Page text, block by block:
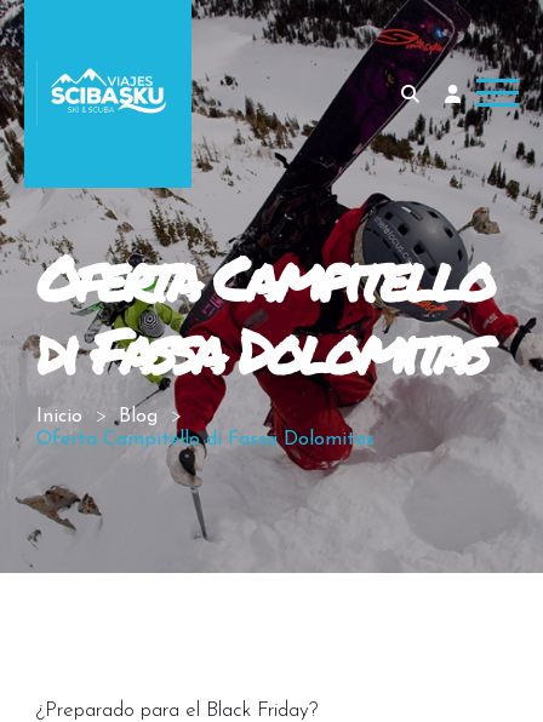
Oferta Campitello
di Fassa Dolomitas
Inicio
Blog
Oferta Campitello di Fassa Dolomitas
¿Preparado para el Black Friday?